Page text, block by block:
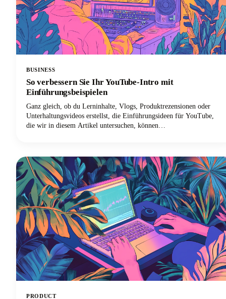
BUSINESS
So verbessern Sie Ihr YouTube-Intro mit
Einführungsbeispielen
Ganz gleich, ob du Lerninhalte, Vlogs, Produktrezensionen oder
Unterhaltungsvideos erstellst, die Einführungsideen für YouTube,
die wir in diesem Artikel untersuchen, können
Zuschauerbindung aufrechterhalten. Von psychologischen Prinzipien,
die die Kundenbindung fördern, bis hin zu praktischen Vorlagen, die
du sofort umsetzen kannst — wir behandeln alles, was du brauchst,
um dein YouTube-Introspiel zu verbessern!
PRODUCT